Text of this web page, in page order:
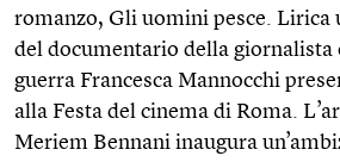
romanzo, Gli uomini pesce. Lirica
del documentario della giornalista
guerra Francesca Mannocchi
alla Festa del cinema di Roma.
Meriem Bennani inaugura